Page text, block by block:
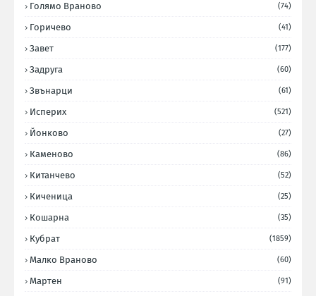
Голямо Враново (74)
Горичево (41)
Завет (177)
Задруга (60)
Звънарци (61)
Исперих (521)
Йонково (27)
Каменово (86)
Китанчево (52)
Киченица (25)
Кошарна (35)
Кубрат (1859)
Малко Враново (60)
Мартен (91)